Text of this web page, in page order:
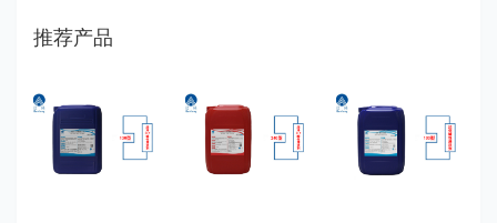
推荐产品